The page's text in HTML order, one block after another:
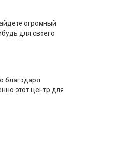
огромный
для своего
благодаря
этот центр для